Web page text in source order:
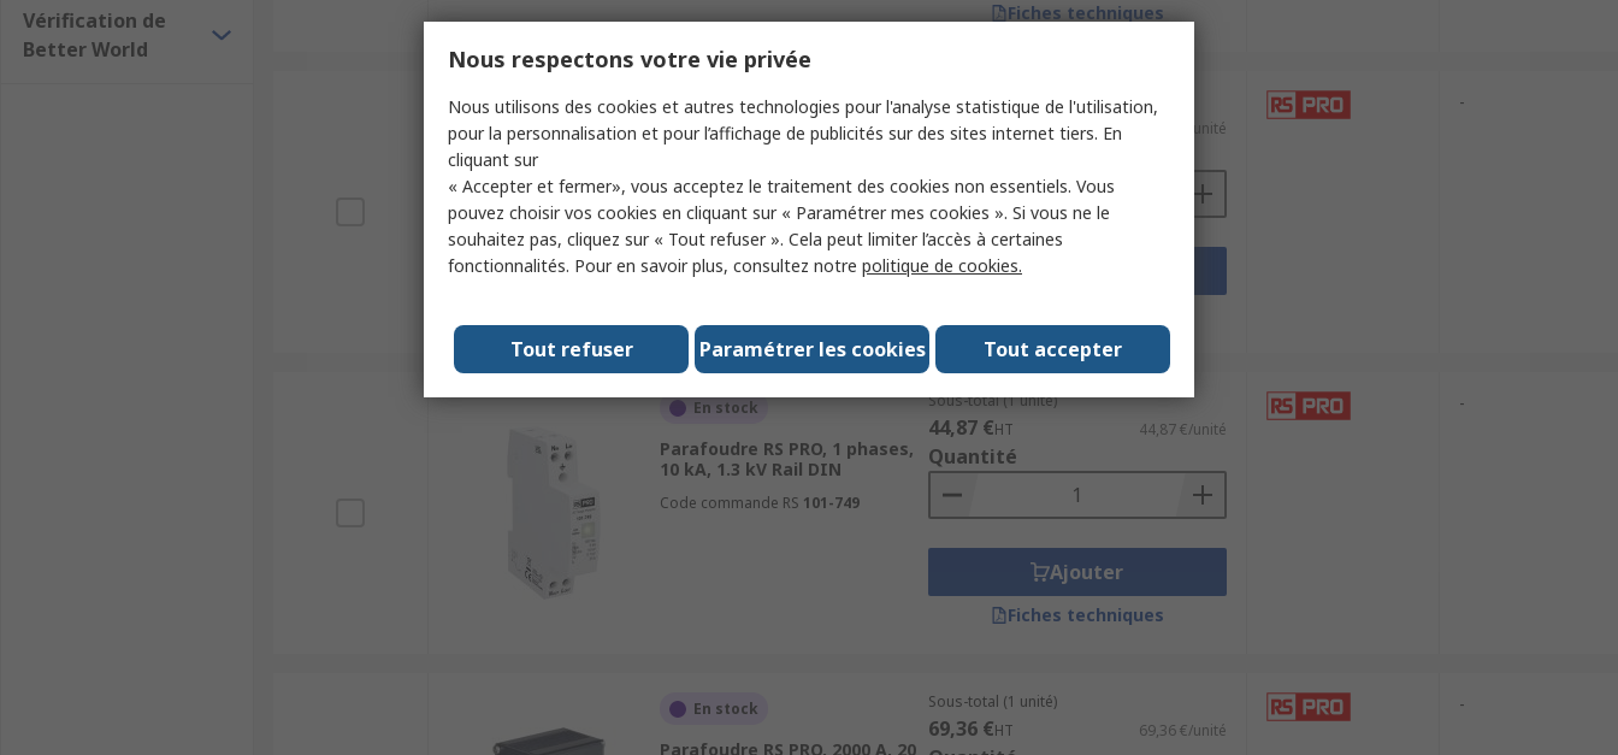
Vérification de
Better World
Fiches techniques
En stock
Parafoudre RS PRO, 1 phases,
Code commande RS 101-797
Sous-total (1 unité)
56,74 €HT 56,74 €/unité
-
En stock
Parafoudre RS PRO, 1 phases,
10 kA, 1.3 kV Rail DIN
Code commande RS 101-749
Sous-total (1 unité)
44,87 €HT 44,87 €/unité
Quantité
Ajouter
Fiches techniques
-
En stock
Parafoudre RS PRO, 2000 A, 20
Sous-total (1 unité)
69,36 €HT 69,36 €/unité
-
Nous respectons votre vie privée
Nous utilisons des cookies et autres technologies pour l'analyse statistique de l'utilisation,
pour la personnalisation et pour l’affichage de publicités sur des sites internet tiers. En
cliquant sur
« Accepter et fermer», vous acceptez le traitement des cookies non essentiels. Vous
pouvez choisir vos cookies en cliquant sur « Paramétrer mes cookies ». Si vous ne le
souhaitez pas, cliquez sur « Tout refuser ». Cela peut limiter l’accès à certaines
fonctionnalités. Pour en savoir plus, consultez notre politique de cookies.
Tout accepter
Paramétrer les cookies
Tout refuser